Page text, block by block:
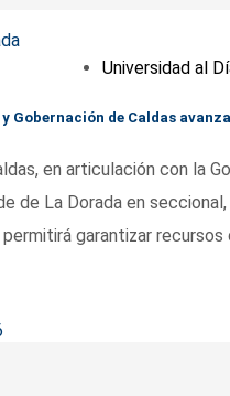
Universidad al
Gobernación de Caldas
en articulación con la
de La Dorada en
permitirá garantizar